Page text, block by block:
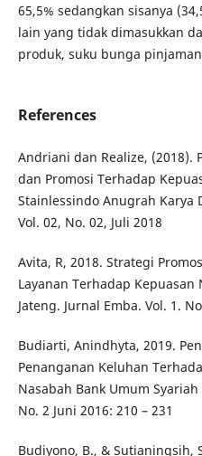
65,5% sedangkan sisanya
lain yang tidak dimasukkan
produk, suku bunga
References
Andriani dan Realize, (2018).
dan Promosi Terhadap
Stainlessindo Anugrah Karya
Vol. 02, No. 02, Juli 2018
Avita, R, 2018. Strategi
Layanan Terhadap Kepuasan
Jateng. Jurnal Emba. Vol. 1.
Budiarti, Anindhyta, 2019.
Penanganan Keluhan
Nasabah Bank Umum
No. 2 Juni 2016: 210 – 231
Budiyono, B., & Sutianingsih,